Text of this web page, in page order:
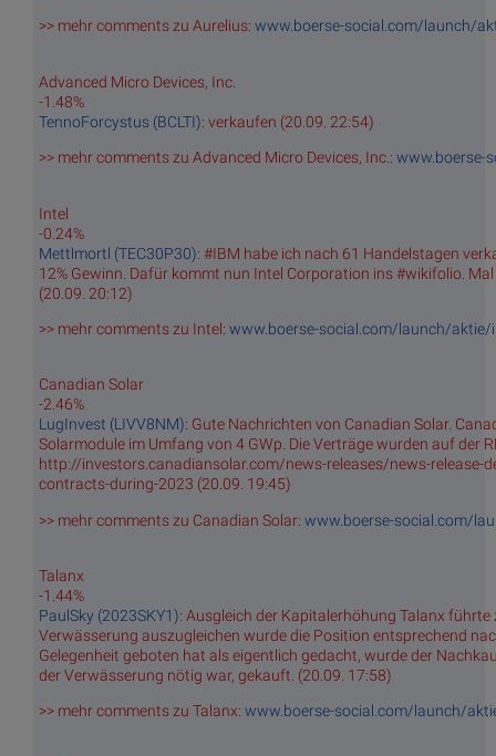
>> mehr comments zu Aurelius: www.boerse-social.com/launch/
Advanced Micro Devices, Inc.
-1.48%
TennoForcystus (BCLTI): verkaufen (20.09. 22:54)
>> mehr comments zu Advanced Micro Devices, Inc.: www.boerse-
Intel
-0.24%
Mettlmortl (TEC30P30): #IBM habe ich nach 61 Handelstagen
12% Gewinn. Dafür kommt nun Intel Corporation ins #wikifolio.
(20.09. 20:12)
>> mehr comments zu Intel: www.boerse-social.com/launch/aktie/
Canadian Solar
-2.46%
LugInvest (LIVV8NM): Gute Nachrichten von Canadian Solar.
Solarmodule im Umfang von 4 GWp. Die Verträge wurden auf der
http://investors.canadiansolar.com/news-releases/news-
contracts-during-2023 (20.09. 19:45)
>> mehr comments zu Canadian Solar: www.boerse-social.com/
Talanx
-1.44%
PaulSky (2023SKY1): Ausgleich der Kapitalerhöhung Talanx
Verwässerung auszugleichen wurde die Position entsprechend
Gelegenheit geboten hat als eigentlich gedacht, wurde der
der Verwässerung nötig war, gekauft. (20.09. 17:58)
>> mehr comments zu Talanx: www.boerse-social.com/launch/